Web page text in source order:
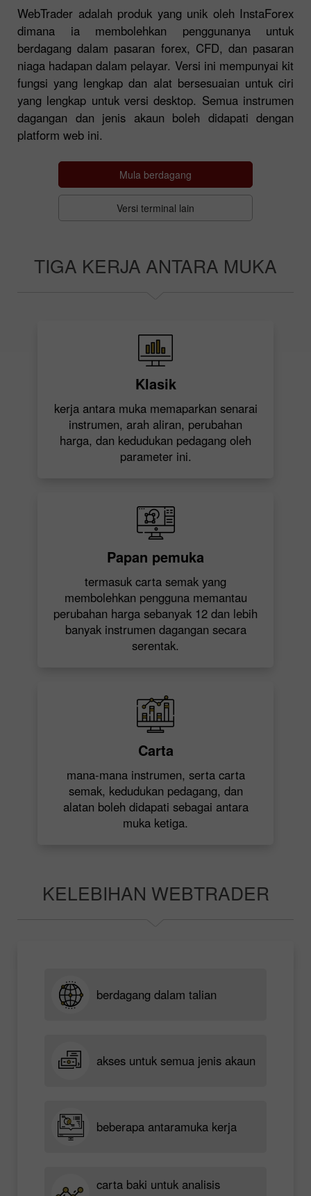
WebTrader adalah produk yang unik oleh InstaForex
dimana ia membolehkan penggunanya untuk
berdagang dalam pasaran forex, CFD, dan pasaran
niaga hadapan dalam pelayar. Versi ini mempunyai kit
fungsi yang lengkap dan alat bersesuaian untuk ciri
yang lengkap untuk versi desktop. Semua instrumen
dagangan dan jenis akaun boleh didapati dengan
platform web ini.
Mula berdagang
Versi terminal lain
TIGA KERJA ANTARA MUKA
Klasik
kerja antara muka memaparkan senarai
instrumen, arah aliran, perubahan
harga, dan kedudukan pedagang oleh
parameter ini.
Papan pemuka
termasuk carta semak yang
membolehkan pengguna memantau
perubahan harga sebanyak 12 dan lebih
banyak instrumen dagangan secara
serentak.
Carta
mana-mana instrumen, serta carta
semak, kedudukan pedagang, dan
alatan boleh didapati sebagai antara
muka ketiga.
KELEBIHAN WEBTRADER
berdagang dalam talian
akses untuk semua jenis akaun
beberapa antaramuka kerja
carta baki untuk analisis